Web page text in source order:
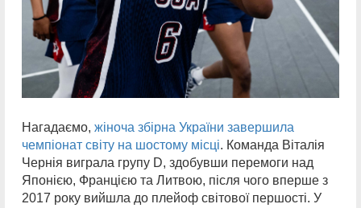
Нагадаємо, жіноча збірна України завершила
чемпіонат світу на шостому місці. Команда Віталія
Чернія виграла групу D, здобувши перемоги над
Японією, Францією та Литвою, після чого вперше з
2017 року вийшла до плейоф світової першості. У